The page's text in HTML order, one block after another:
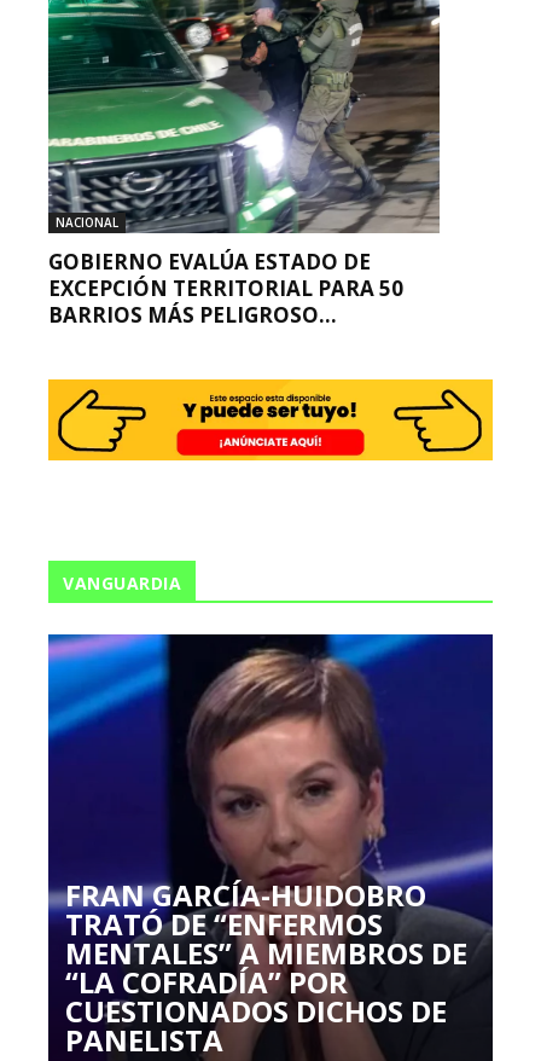
NACIONAL
GOBIERNO EVALÚA ESTADO DE
EXCEPCIÓN TERRITORIAL PARA 50
BARRIOS MÁS PELIGROSO...
VANGUARDIA
FRAN GARCÍA-HUIDOBRO
TRATÓ DE “ENFERMOS
MENTALES” A MIEMBROS DE
“LA COFRADÍA” POR
CUESTIONADOS DICHOS DE
PANELISTA